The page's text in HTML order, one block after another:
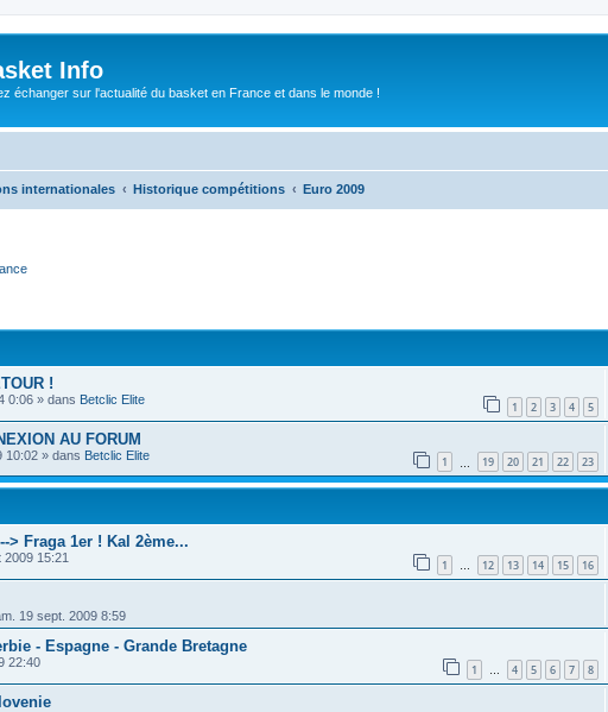
Info
échanger sur l'actualité du basket en France et dans le monde !
internationales Historique compétitions Euro 2009
!
0:06 » dans Betclic Elite 1 2 3 4 5
AU FORUM
10:02 » dans Betclic Elite 1 19 20 21 22 23
> Fraga 1er ! Kal 2ème...
15:21 1 … 12 13 14 15 16
19 sept. 2009 8:59
- Espagne - Grande Bretagne
22:40 1 … 4 5 6 7 8